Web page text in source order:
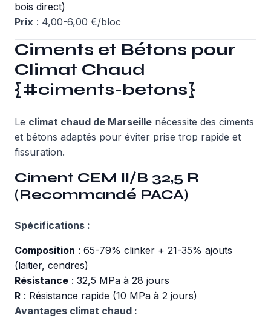
bois direct)
Prix : 4,00-6,00 €/bloc
Ciments et Bétons pour
Climat Chaud
{#ciments-betons}
Le climat chaud de Marseille nécessite des ciments
et bétons adaptés pour éviter prise trop rapide et
fissuration.
Ciment CEM II/B 32,5 R
(Recommandé PACA)
Spécifications :
Composition : 65-79% clinker + 21-35% ajouts
(laitier, cendres)
Résistance : 32,5 MPa à 28 jours
R : Résistance rapide (10 MPa à 2 jours)
Avantages climat chaud :